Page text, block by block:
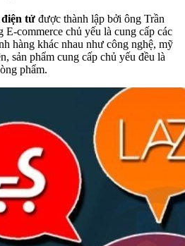
tử được thành lập bởi ông Trần
commerce chủ yếu là cung cấp các
hàng khác nhau như công nghệ, mỹ
sản phẩm cung cấp chủ yếu đều là
phẩm.